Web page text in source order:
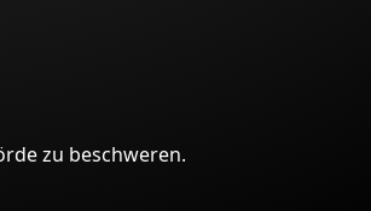
zu beschweren.